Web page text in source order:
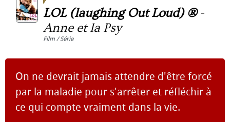
LOL (laughing Out Loud) ®-
Anne et la Psy
Film / Série
On ne devrait jamais attendre d'être forcé
par la maladie pour s'arrêter et réfléchir à
ce qui compte vraiment dans la vie.